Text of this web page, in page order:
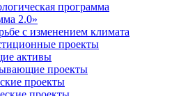
программа
2.0»
с изменением климата
проекты
активы
проекты
проекты